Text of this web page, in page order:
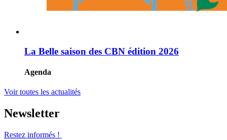
La Belle saison des CBN édition 2026
Agenda
Voir toutes les actualités
Newsletter
Restez informés !